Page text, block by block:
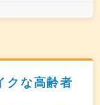
クな高齢者